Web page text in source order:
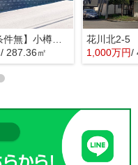
【建築条件無】小樽市桂岡町 更地土地
/ 287.36㎡
花川北2-5
1,000万円/